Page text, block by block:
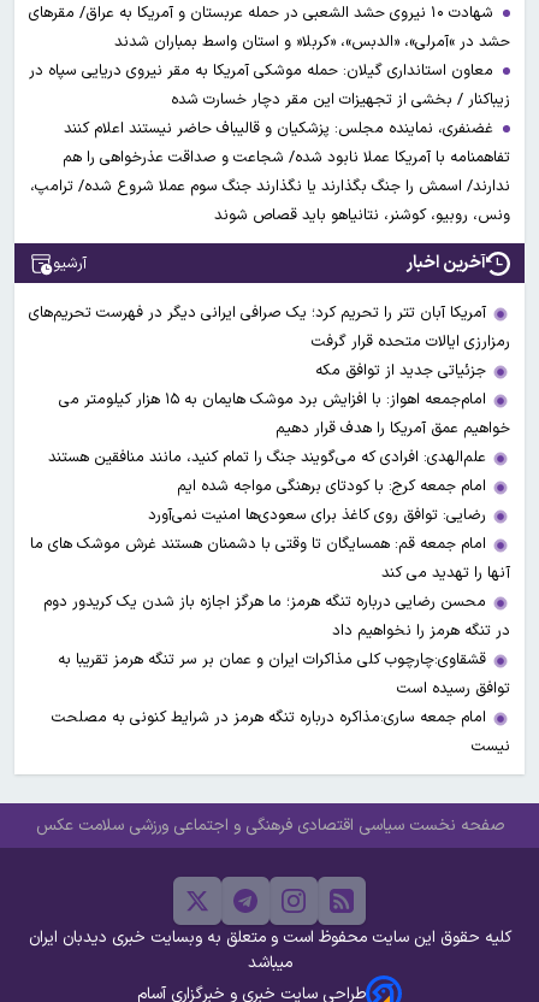
شهادت ۱۰ نیروی حشد الشعبی در حمله عربستان و آمریکا به عراق/ مقرهای
حشد در »آمرلی»، «الدبس»، «کربلا« و استان واسط بمباران شدند
معاون استانداری گیلان: حمله موشکی آمریکا به مقر نیروی دریایی سپاه در
زیباکنار / بخشی از تجهیزات این مقر دچار خسارت شده
غضنفری، نماینده مجلس: پزشکیان و قالیباف حاضر نیستند اعلام کنند
تفاهمنامه با آمریکا عملا نابود شده/ شجاعت و صداقت عذرخواهی را هم
ندارند/ اسمش را جنگ بگذارند یا نگذارند جنگ سوم عملا شروع شده/ ترامپ،
ونس، روبیو، کوشنر، نتانیاهو باید قصاص شوند
آخرین اخبار آرشیو
آمریکا آبان تتر را تحریم کرد؛ یک صرافی ایرانی دیگر در فهرست تحریم‌های
رمزارزی ایالات متحده قرار گرفت
جزئیاتی جدید از توافق مکه
امام‌جمعه اهواز: با افزایش برد موشک هایمان به ۱۵ هزار کیلومتر می
خواهیم عمق آمریکا را هدف قرار دهیم
علم‌الهدی: افرادی که می‌گویند جنگ را تمام کنید، مانند منافقین هستند
امام جمعه کرج: با کودتای برهنگی مواجه شده ایم
رضایی: توافق روی کاغذ برای سعودی‌ها امنیت نمی‌آورد
امام جمعه قم: همسایگان تا وقتی با دشمنان هستند غرش موشک های ما
آنها را تهدید می کند
محسن رضایی درباره تنگه هرمز؛ ما هرگز اجازه باز شدن یک کریدور دوم
در تنگه هرمز را نخواهیم داد
قشقاوی:چارچوب کلی مذاکرات ایران و عمان بر سر تنگه هرمز تقریبا به
توافق رسیده است
امام جمعه ساری:مذاکره درباره تنگه هرمز در شرایط کنونی به مصلحت
نیست
صفحه نخست سیاسی اقتصادی فرهنگی و اجتماعی ورزشی سلامت عکس
کلیه حقوق این سایت محفوظ است و متعلق به وبسایت خبری دیدبان ایران
میباشد
طراحی سایت خبری و خبرگزاری آسام